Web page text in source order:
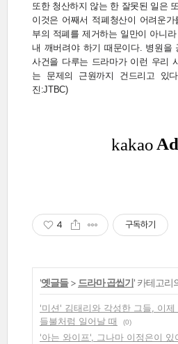
또한 청산하지 않는 한 잘못된 일은
이것은 어째서 적폐청산이 어려운
부의 적폐를 제거하는 일만이 아니
내 깨버려야 하기 때문이다. 병원을
사건을 다루는 드라마가 이런 우리
는 문제의 근원까지 건드리고 있
진:JTBC)
4 구독하기
'옛글들> 드라마 곱씹기' 카테고리
'미션' 김태리와 각성한 그들, 이제
들불처럼 일어날 때
(0)
'아는 와이프', 그나마 이정은이 있